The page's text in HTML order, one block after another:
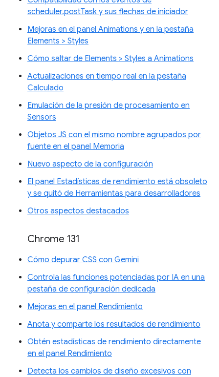
scheduler.postTask y sus flechas de iniciador
Mejoras en el panel Animations y en la pestaña
Elements > Styles
Cómo saltar de Elements > Styles a Animations
Actualizaciones en tiempo real en la pestaña
Calculado
Emulación de la presión de procesamiento en
Sensors
Objetos JS con el mismo nombre agrupados por
fuente en el panel Memoria
Nuevo aspecto de la configuración
El panel Estadísticas de rendimiento está obsoleto
y se quitó de Herramientas para desarrolladores
Otros aspectos destacados
Chrome 131
Cómo depurar CSS con Gemini
Controla las funciones potenciadas por IA en una
pestaña de configuración dedicada
Mejoras en el panel Rendimiento
Anota y comparte los resultados de rendimiento
Obtén estadísticas de rendimiento directamente
en el panel Rendimiento
Detecta los cambios de diseño excesivos con